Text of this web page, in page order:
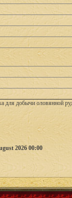
для добычи оловянной
2026 00:00